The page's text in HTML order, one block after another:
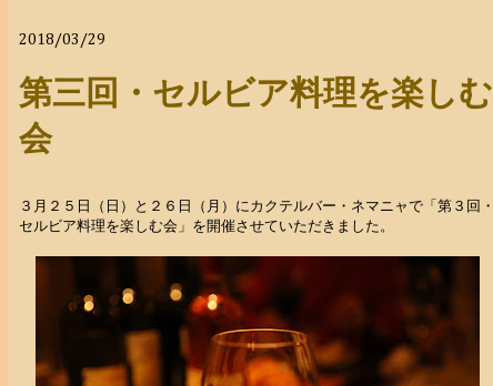
2018/03/29
第三回・セルビア料理を楽しむ
会
３月２５日（日）と２６日（月）にカクテルバー・ネマニャで「第３回・
セルビア料理を楽しむ会」を開催させていただきました。